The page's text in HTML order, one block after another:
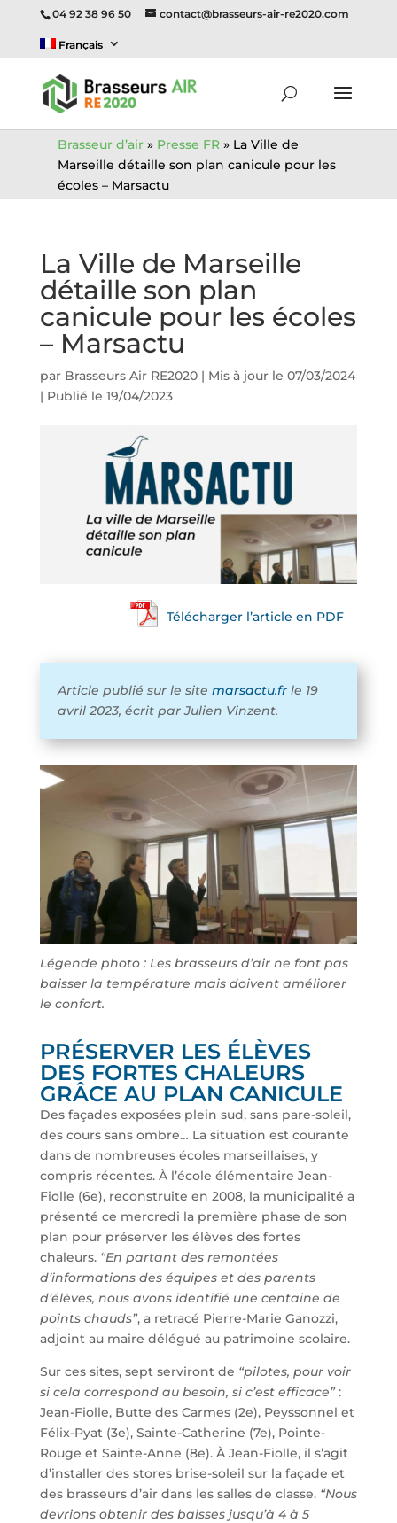
Brasseur d’air» Presse FR» La Ville de
Marseille détaille son plan canicule pour les
écoles – Marsactu
04 92 38 96 50 contact@brasseurs-air-re2020.com
Français
La Ville de Marseille
détaille son plan
canicule pour les écoles
– Marsactu
par Brasseurs Air RE2020| Mis à jour le 07/03/2024
| Publié le 19/04/2023
Télécharger l’article en PDF
Article publié sur le site marsactu.frle 19
avril 2023, écrit parJulien Vinzent.
Légende photo : Les brasseurs d’air ne font pas
baisser la température mais doivent améliorer
le confort.
PRÉSERVER LES ÉLÈVES
DES FORTES CHALEURS
GRÂCE AU PLAN CANICULE
Des façades exposées plein sud, sans pare-soleil,
des cours sans ombre… La situation est courante
dans de nombreuses écoles marseillaises, y
compris récentes. À l’école élémentaire Jean-
Fiolle (6e), reconstruite en 2008, la municipalité a
présenté ce mercredi la première phase de son
plan pour préserver les élèves des fortes
chaleurs. “En partant des remontées
d’informations des équipes et des parents
d’élèves, nous avons identifié une centaine de
points chauds”, a retracé Pierre-Marie Ganozzi,
adjoint au maire délégué au patrimoine scolaire.
Sur ces sites, sept serviront de “pilotes, pour voir
si cela correspond au besoin, si c’est efficace” :
Jean-Fiolle, Butte des Carmes (2e), Peyssonnel et
Félix-Pyat (3e), Sainte-Catherine (7e), Pointe-
Rouge et Sainte-Anne (8e). À Jean-Fiolle, il s’agit
d’installer des stores brise-soleil sur la façade et
des brasseurs d’air dans les salles de classe. “Nous
devrions obtenir des baisses jusqu’à 4 à 5